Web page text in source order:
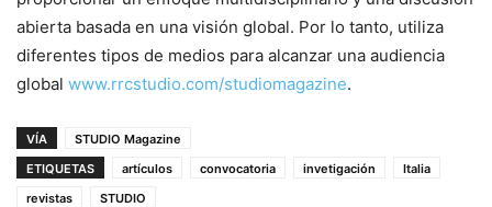
abierta basada en una visión global. Por lo tanto, utiliza
diferentes tipos de medios para alcanzar una audiencia
global www.rrcstudio.com/studiomagazine.
VÍA
STUDIO Magazine
ETIQUETAS
artículos convocatoria invetigación
Italia
revistas
STUDIO